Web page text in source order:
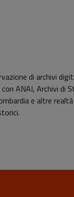
di archivi
ANAI, Archivi di
e altre